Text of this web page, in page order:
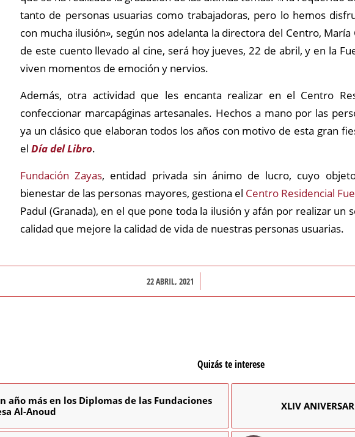
tanto de personas usuarias como trabajadoras, pero lo hemos
con mucha ilusión», según nos adelanta la directora del Centro, María
de este cuento llevado al cine, será hoy jueves, 22 de abril, y en la
viven momentos de emoción y nervios.
Además, otra actividad que les encanta realizar en el Centro
confeccionar marcapáginas artesanales. Hechos a mano por las
ya un clásico que elaboran todos los años con motivo de esta gran
el Día del Libro.
Fundación Zayas, entidad privada sin ánimo de lucro, cuyo
bienestar de las personas mayores, gestiona el Centro Residencial
Padul (Granada), en el que pone toda la ilusión y afán por realizar un
calidad que mejore la calidad de vida de nuestras personas usuarias.
22 ABRIL, 2021
/
Quizás te interese
año más en los Diplomas de las Fundaciones
Al-Anoud
XLIV